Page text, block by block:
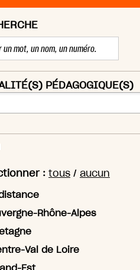
PÉDAGOGIQUE(S)
: tous / aucun
Rhône-Alpes
Val de Loire